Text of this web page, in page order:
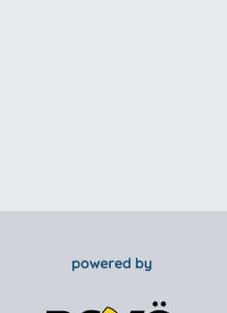
powered by